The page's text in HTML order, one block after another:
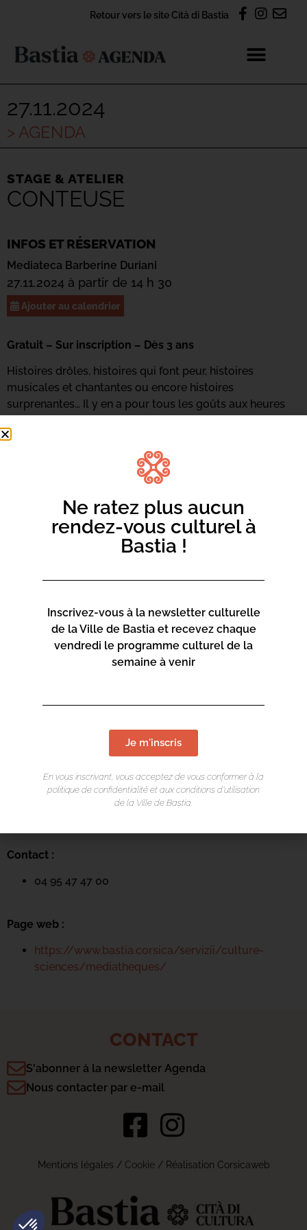
Retour vers le site Cità di Bastia
27.11.2024
> AGENDA
STAGE & ATELIER
CONTEUSE
INFOS ET RÉSERVATION
Mediateca Barberine Duriani
27.11.2024 à partir de 14 h 30
Ajouter au calendrier
Gratuit – Sur inscription – Dès 3 ans
Histoires drôles, histoires qui font peur, histoires
musicales et chantantes ou encore histoires
surprenantes… Il y en a pour tous les goûts aux heures
LIEU DE L'ÉVÉNEMENT
Mediateca Barberine Duriani
Contact :
04 95 47 47 00
Page web :
https://www.bastia.corsica/servizii/culture-
sciences/mediatheques/
CONTACT
S'abonner à la newsletter Agenda
Nous contacter par e-mail
Mentions légales / Cookie/ Réalisation Corsicaweb
Ne ratez plus aucun
rendez-vous culturel à
Bastia !
Inscrivez-vous à la newsletter culturelle
de la Ville de Bastia et recevez chaque
vendredi le programme culturel de la
semaine à venir
Je m'inscris
En vous inscrivant, vous acceptez de vous conformer à la
politique de confidentialité et aux conditions d’utilisation
de la Ville de Bastia.